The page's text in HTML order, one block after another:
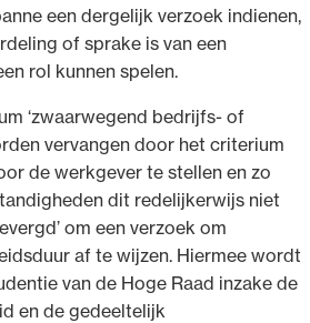
een dergelijk verzoek indienen,
of sprake is van een
rol kunnen spelen.
‘zwaarwegend bedrijfs- of
vervangen door het criterium
de werkgever te stellen en zo
dit redelijkerwijs niet
om een verzoek om
af te wijzen. Hiermee wordt
van de Hoge Raad inzake de
en de gedeeltelijk